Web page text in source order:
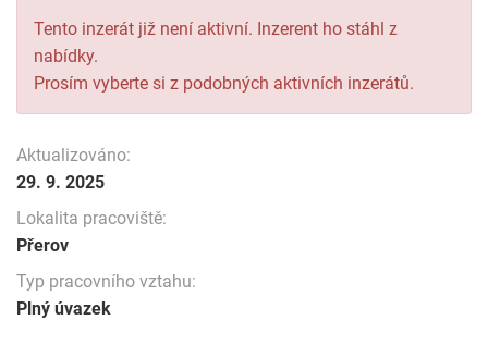
Tento inzerát již není aktivní. Inzerent ho stáhl z
nabídky.
Prosím vyberte si z podobných aktivních inzerátů.
Aktualizováno:
29. 9. 2025
Lokalita pracoviště:
Přerov
Typ pracovního vztahu:
Plný úvazek